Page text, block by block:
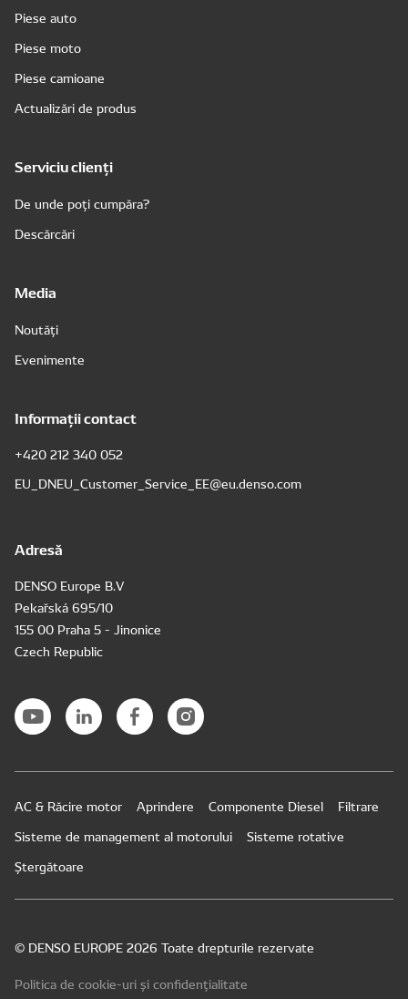
Piese auto
Piese moto
Piese camioane
Actualizări de produs
Serviciu clienți
De unde poți cumpăra?
Descărcări
Media
Noutăți
Evenimente
Informații contact
+420 212 340 052
EU_DNEU_Customer_Service_EE@eu.denso.com
Adresă
DENSO Europe B.V
Pekařská 695/10
155 00 Praha 5 - Jinonice
Czech Republic
AC & Răcire motor Aprindere Componente Diesel
Filtrare
Sisteme de management al motorului
Sisteme rotative
Ștergătoare
© DENSO EUROPE 2026 Toate drepturile rezervate
Politica de cookie-uri și confidențialitate